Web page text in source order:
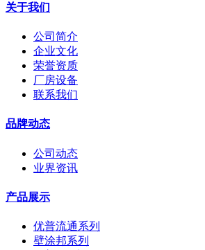
关于我们
公司简介
企业文化
荣誉资质
厂房设备
联系我们
品牌动态
公司动态
业界资讯
产品展示
优普流通系列
壁涂邦系列